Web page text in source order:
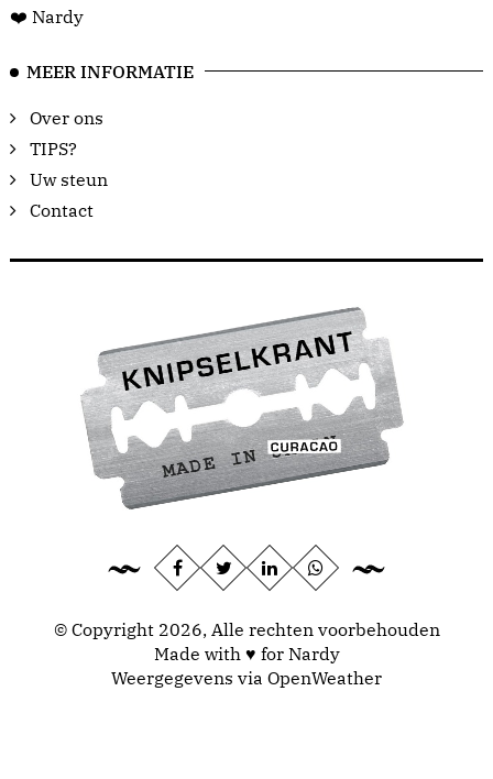
❤️ Nardy
MEER INFORMATIE
Over ons
TIPS?
Uw steun
Contact
© Copyright 2026, Alle rechten voorbehouden
Made with ♥ for Nardy
Weergegevens via OpenWeather